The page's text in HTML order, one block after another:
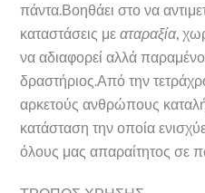
πάντα.Βοηθάει στο να
καταστάσεις μεαταραξία,
να αδιαφορεί αλλά
δραστήριος.Από την
αρκετούς ανθρώπους
κατάσταση την οποία
όλους μας απαραίτητος σε